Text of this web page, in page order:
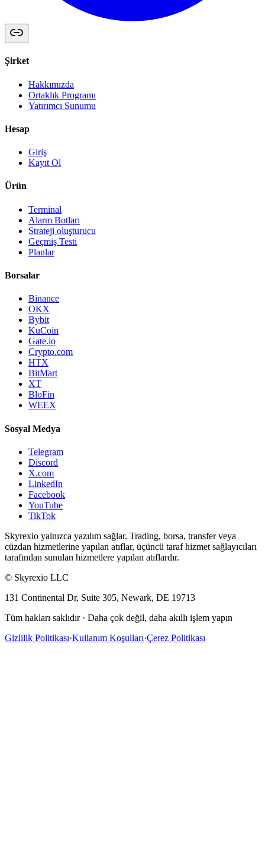
Şirket
Hakkımızda
Ortaklık Programı
Yatırımcı Sunumu
Hesap
Giriş
Kayıt Ol
Ürün
Terminal
Alarm Botları
Strateji oluşturucu
Geçmiş Testi
Planlar
Borsalar
Binance
OKX
Bybit
KuCoin
Gate.io
Crypto.com
HTX
BitMart
XT
BloFin
WEEX
Sosyal Medya
Telegram
Discord
X.com
LinkedIn
Facebook
YouTube
TikTok
Skyrexio yalnızca yazılım sağlar. Trading, borsa, transfer veya
cüzdan hizmetlerine yapılan atıflar, üçüncü taraf hizmet sağlayıcıları
tarafından sunulan hizmetlere yapılan atıflardır.
© Skyrexio LLC
131 Continental Dr, Suite 305, Newark, DE 19713
Tüm hakları saklıdır· Daha çok değil, daha akıllı işlem yapın
Gizlilik Politikası·Kullanım Koşulları·Çerez Politikası